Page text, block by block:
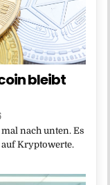
bleibt
nach unten. Es
Kryptowerte.